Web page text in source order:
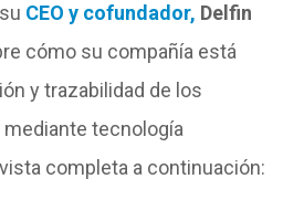
CEO y cofundador, Delfin
cómo su compañía está
y trazabilidad de los
tecnología
completa a continuación: